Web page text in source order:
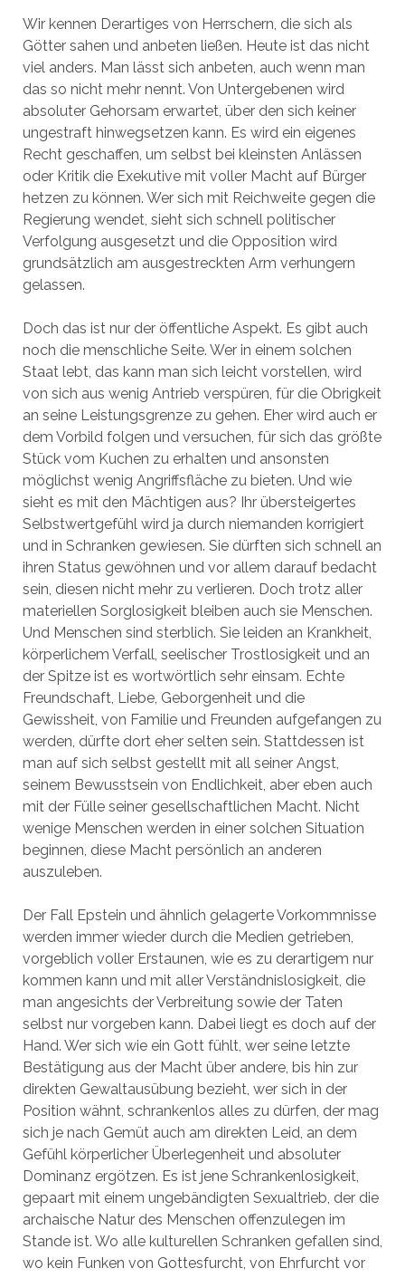
Wir kennen Derartiges von Herrschern, die sich als
Götter sahen und anbeten ließen. Heute ist das nicht
viel anders. Man lässt sich anbeten, auch wenn man
das so nicht mehr nennt. Von Untergebenen wird
absoluter Gehorsam erwartet, über den sich keiner
ungestraft hinwegsetzen kann. Es wird ein eigenes
Recht geschaffen, um selbst bei kleinsten Anlässen
oder Kritik die Exekutive mit voller Macht auf Bürger
hetzen zu können. Wer sich mit Reichweite gegen die
Regierung wendet, sieht sich schnell politischer
Verfolgung ausgesetzt und die Opposition wird
grundsätzlich am ausgestreckten Arm verhungern
gelassen.
Doch das ist nur der öffentliche Aspekt. Es gibt auch
noch die menschliche Seite. Wer in einem solchen
Staat lebt, das kann man sich leicht vorstellen, wird
von sich aus wenig Antrieb verspüren, für die Obrigkeit
an seine Leistungsgrenze zu gehen. Eher wird auch er
dem Vorbild folgen und versuchen, für sich das größte
Stück vom Kuchen zu erhalten und ansonsten
möglichst wenig Angriffsfläche zu bieten. Und wie
sieht es mit den Mächtigen aus? Ihr übersteigertes
Selbstwertgefühl wird ja durch niemanden korrigiert
und in Schranken gewiesen. Sie dürften sich schnell an
ihren Status gewöhnen und vor allem darauf bedacht
sein, diesen nicht mehr zu verlieren. Doch trotz aller
materiellen Sorglosigkeit bleiben auch sie Menschen.
Und Menschen sind sterblich. Sie leiden an Krankheit,
körperlichem Verfall, seelischer Trostlosigkeit und an
der Spitze ist es wortwörtlich sehr einsam. Echte
Freundschaft, Liebe, Geborgenheit und die
Gewissheit, von Familie und Freunden aufgefangen zu
werden, dürfte dort eher selten sein. Stattdessen ist
man auf sich selbst gestellt mit all seiner Angst,
seinem Bewusstsein von Endlichkeit, aber eben auch
mit der Fülle seiner gesellschaftlichen Macht. Nicht
wenige Menschen werden in einer solchen Situation
beginnen, diese Macht persönlich an anderen
auszuleben.
Der Fall Epstein und ähnlich gelagerte Vorkommnisse
werden immer wieder durch die Medien getrieben,
vorgeblich voller Erstaunen, wie es zu derartigem nur
kommen kann und mit aller Verständnislosigkeit, die
man angesichts der Verbreitung sowie der Taten
selbst nur vorgeben kann. Dabei liegt es doch auf der
Hand. Wer sich wie ein Gott fühlt, wer seine letzte
Bestätigung aus der Macht über andere, bis hin zur
direkten Gewaltausübung bezieht, wer sich in der
Position wähnt, schrankenlos alles zu dürfen, der mag
sich je nach Gemüt auch am direkten Leid, an dem
Gefühl körperlicher Überlegenheit und absoluter
Dominanz ergötzen. Es ist jene Schrankenlosigkeit,
gepaart mit einem ungebändigten Sexualtrieb, der die
archaische Natur des Menschen offenzulegen im
Stande ist. Wo alle kulturellen Schranken gefallen sind,
wo kein Funken von Gottesfurcht, von Ehrfurcht vor